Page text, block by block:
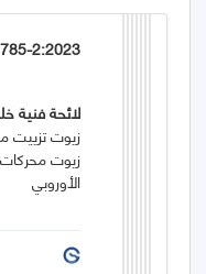
2:2023
لائحة فنية
زيوت تزييت
زيوت محركات
الأوروبي